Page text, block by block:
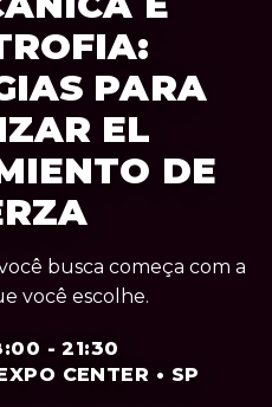
PARA
EL
DE
busca começa com a
você escolhe.
- 21:30
CENTER • SP